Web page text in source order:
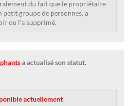
du fait que le propriétaire
petit groupe de personnes, a
ou l’a supprimé.
a actualisé son statut.
actuellement